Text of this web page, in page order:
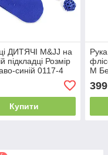
ДИТЯЧІ M&JJ на
підкладці Розмір
синій 0117-4
Купити
M
399